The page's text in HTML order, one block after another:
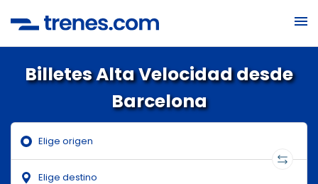
Billetes Alta Velocidad desde
Barcelona